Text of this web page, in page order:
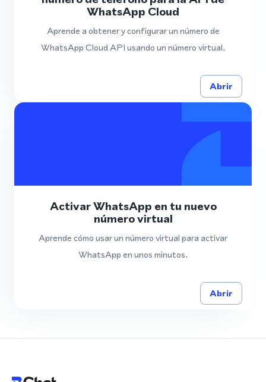
WhatsApp Cloud
Aprende a obtener y configurar un número de
WhatsApp Cloud API usando un número virtual.
Abrir
Activar WhatsApp en tu nuevo
número virtual
Aprende cómo usar un número virtual para activar
WhatsApp en unos minutos.
Abrir